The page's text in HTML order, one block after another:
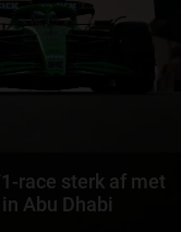
race sterk af met
Abu Dhabi